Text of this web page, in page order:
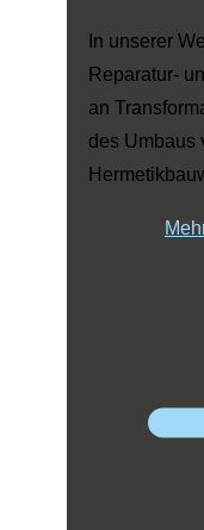
In unserer
Reparatur-
an
des Umbaus